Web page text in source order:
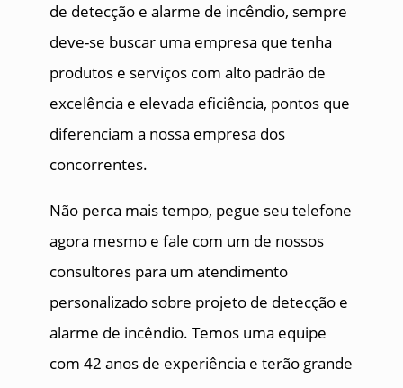
de detecção e alarme de incêndio, sempre
deve-se buscar uma empresa que tenha
produtos e serviços com alto padrão de
excelência e elevada eficiência, pontos que
diferenciam a nossa empresa dos
concorrentes.
Não perca mais tempo, pegue seu telefone
agora mesmo e fale com um de nossos
consultores para um atendimento
personalizado sobre projeto de detecção e
alarme de incêndio. Temos uma equipe
com 42 anos de experiência e terão grande